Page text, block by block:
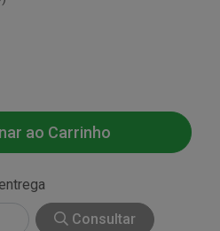
ao Carrinho
Consultar